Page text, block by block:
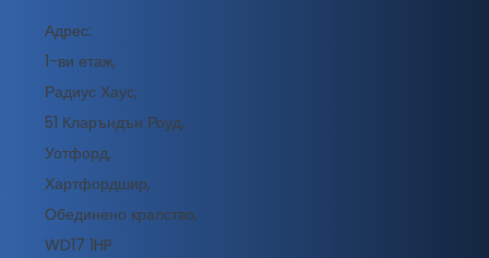
Адрес:
1-ви етаж,
Радиус Хаус,
51 Кларъндън Роуд,
Уотфорд,
Хартфордшир,
Обединено кралство,
WD17 1HP